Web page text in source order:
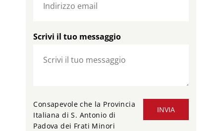
Scrivi il tuo messaggio
INVIA
Consapevole che la Provincia
Italiana di S. Antonio di
Padova dei Frati Minori